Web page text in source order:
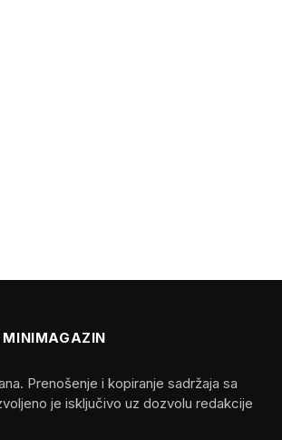
Prenošenje i kopiranje sadržaja sa
je isključivo uz dozvolu redakcije